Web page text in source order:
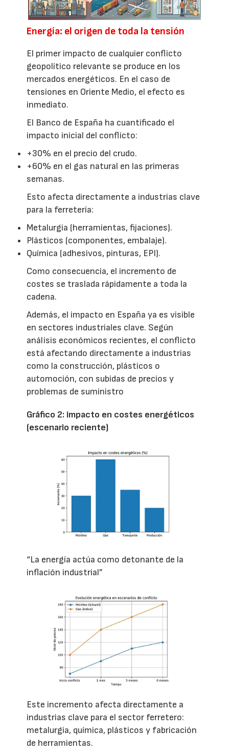
Energía: el origen de toda la tensión
El primer impacto de cualquier conflicto
geopolítico relevante se produce en los
mercados energéticos. En el caso de
tensiones en Oriente Medio, el efecto es
inmediato.
El Banco de España ha cuantificado el
impacto inicial del conflicto:
+30% en el precio del crudo.
+60% en el gas natural en las primeras
semanas.
Esto afecta directamente a industrias clave
para la ferretería:
Metalurgia (herramientas, fijaciones).
Plásticos (componentes, embalaje).
Química (adhesivos, pinturas, EPI).
Como consecuencia, el incremento de
costes se traslada rápidamente a toda la
cadena.
Además, el impacto en España ya es visible
en sectores industriales clave. Según
análisis económicos recientes, el conflicto
está afectando directamente a industrias
como la construcción, plásticos o
automoción, con subidas de precios y
problemas de suministro
Gráfico 2: impacto en costes energéticos
(escenario reciente)
“La energía actúa como detonante de la
inflación industrial”
Este incremento afecta directamente a
industrias clave para el sector ferretero:
metalurgia, química, plásticos y fabricación
de herramientas.